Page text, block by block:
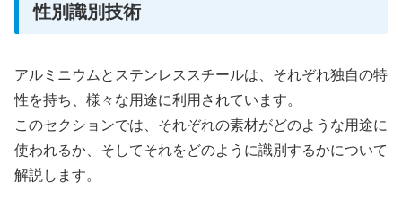
性別識別技術
アルミニウムとステンレススチールは、それぞれ独自の特
性を持ち、様々な用途に利用されています。
このセクションでは、それぞれの素材がどのような用途に
使われるか、そしてそれをどのように識別するかについて
解説します。